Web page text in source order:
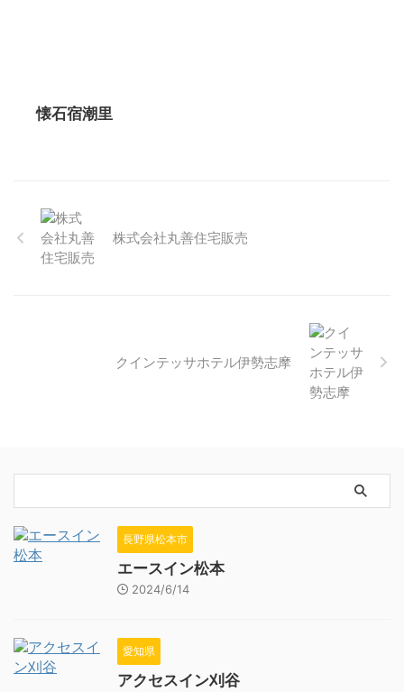
懐石宿潮里
株式会社丸善住宅販売
クインテッサホテル伊勢志摩
長野県松本市
エースイン松本
2024/6/14
愛知県
アクセスイン刈谷